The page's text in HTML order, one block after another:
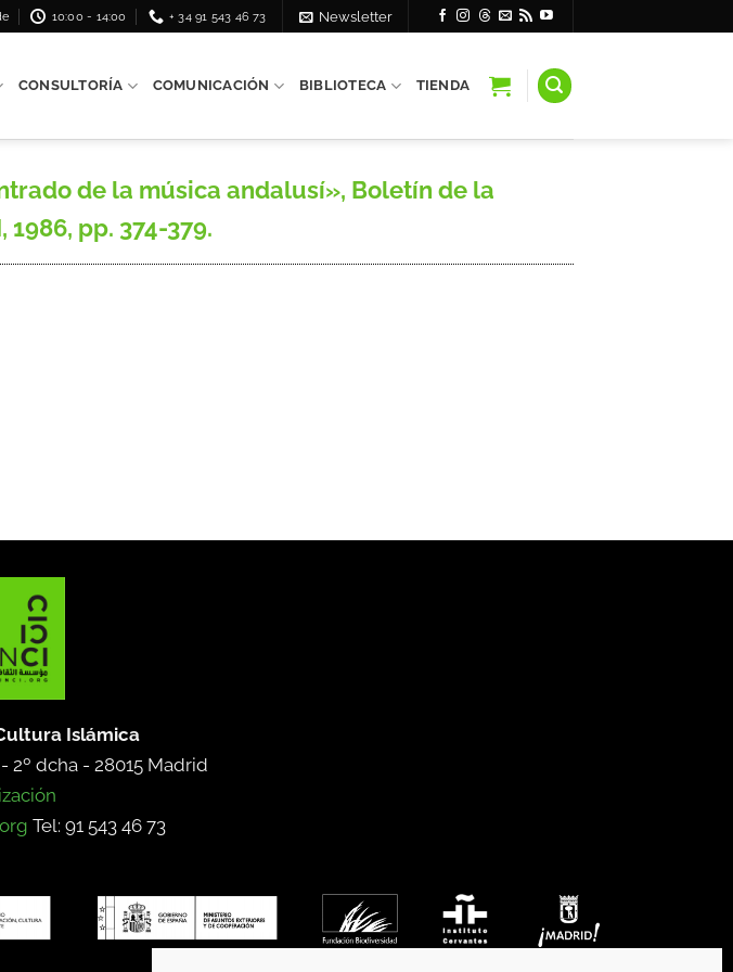
10:00 - 14:00 + 34 91 543 46 73 Newsletter
CONSULTORÍA COMUNICACIÓN BIBLIOTECA TIENDA
de la música andalusí», Boletín de la
pp. 374-379.
Islámica
2º dcha - 28015 Madrid
Tel: 91 543 46 73